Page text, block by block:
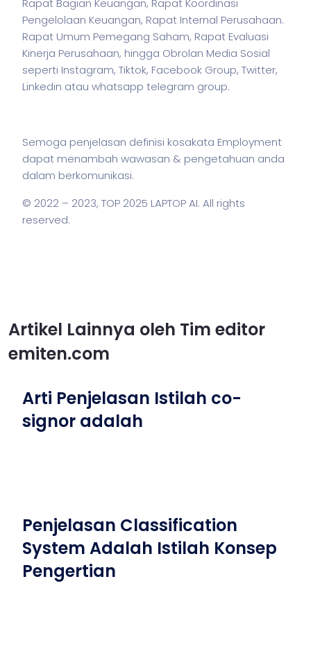
Rapat Bagian Keuangan, Rapat Koordinasi
Pengelolaan Keuangan, Rapat Internal Perusahaan.
Rapat Umum Pemegang Saham, Rapat Evaluasi
Kinerja Perusahaan, hingga Obrolan Media Sosial
seperti Instagram, Tiktok, Facebook Group, Twitter,
Linkedin atau whatsapp telegram group.
Semoga penjelasan definisi kosakata Employment
dapat menambah wawasan & pengetahuan anda
dalam berkomunikasi.
© 2022 – 2023, TOP 2025 LAPTOP AI. All rights
reserved.
Artikel Lainnya oleh Tim editor
emiten.com
Arti Penjelasan Istilah co-
signor adalah
Penjelasan Classification
System Adalah Istilah Konsep
Pengertian